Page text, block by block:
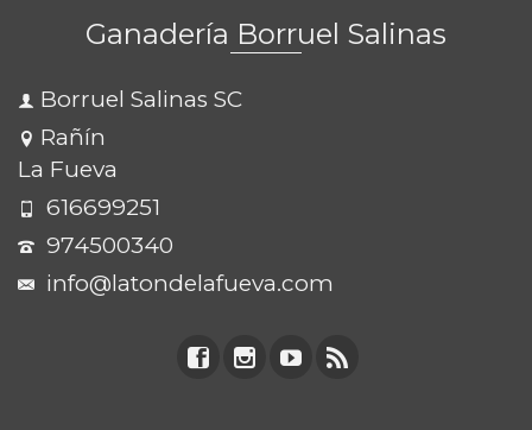
Ganadería Borruel Salinas
Borruel Salinas SC
Rañín
La Fueva
616699251
974500340
info@latondelafueva.com